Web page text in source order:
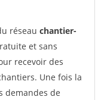
réseau chantier-
et sans
recevoir des
Une fois la
demandes de